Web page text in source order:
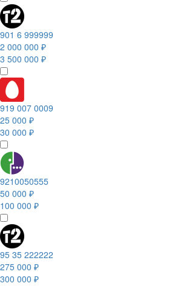
901 6 999999
2 000 000 ₽
3 500 000 ₽
919 007 0009
25 000 ₽
30 000 ₽
9210050555
50 000 ₽
100 000 ₽
95 35 222222
275 000 ₽
300 000 ₽